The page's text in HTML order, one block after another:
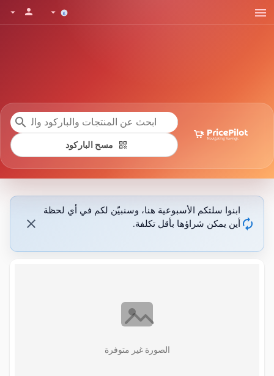
menu
arrow_drop_down
person
arrow_drop_down
search
qr_code مسح الباركود
autorenew
ابنوا سلتكم الأسبوعية هنا، وسنبيّن لكم في أي لحظة
أين يمكن شراؤها بأقل تكلفة.
close
الصورة غير متوفرة